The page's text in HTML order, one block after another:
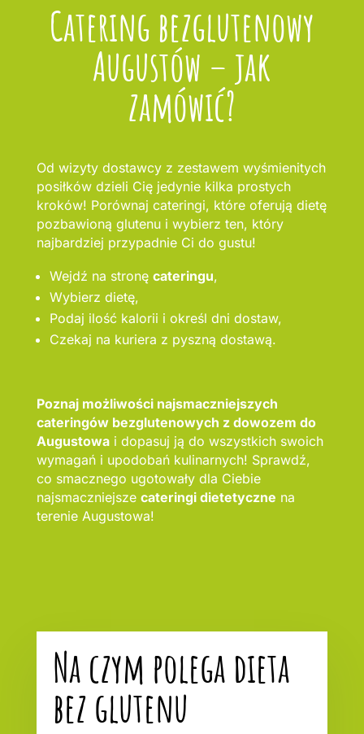
Catering bezglutenowy
Augustów – jak
zamówić?
Od wizyty dostawcy z zestawem wyśmienitych
posiłków dzieli Cię jedynie kilka prostych
kroków! Porównaj cateringi, które oferują dietę
pozbawioną glutenu i wybierz ten, który
najbardziej przypadnie Ci do gustu!
Wejdź na stronę cateringu,
Wybierz dietę,
Podaj ilość kalorii i określ dni dostaw,
Czekaj na kuriera z pyszną dostawą.
Poznaj możliwości najsmaczniejszych
cateringów bezglutenowych z dowozem do
Augustowai dopasuj ją do wszystkich swoich
wymagań i upodobań kulinarnych! Sprawdź,
co smacznego ugotowały dla Ciebie
najsmaczniejsze cateringi dietetyczne na
terenie Augustowa!
Na czym polega dieta
bez glutenu